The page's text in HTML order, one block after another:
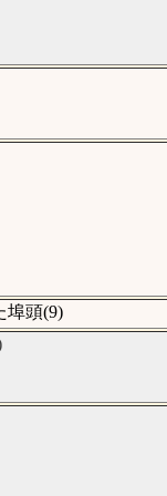
埠頭(9)